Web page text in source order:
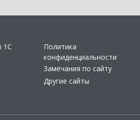
1С
Политика
конфиденциальности
Замечания по сайту
Другие сайты